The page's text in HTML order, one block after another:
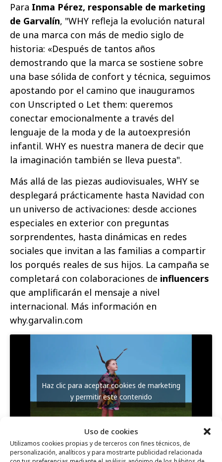
Uso de cookies
Utilizamos cookies propias y de terceros con fines técnicos, de
personalización, analíticos y para mostrarte publicidad relacionada
Para Inma Pérez, responsable de marketing
de Garvalín, "WHY refleja la evolución natural
de una marca con más de medio siglo de
historia: «Después de tantos años
demostrando que la marca se sostiene sobre
una base sólida de confort y técnica, seguimos
apostando por el camino que inauguramos
con Unscripted o Let them: queremos
conectar emocionalmente a través del
lenguaje de la moda y de la autoexpresión
infantil. WHY es nuestra manera de decir que
la imaginación también se lleva puesta".
Más allá de las piezas audiovisuales, WHY se
desplegará prácticamente hasta Navidad con
un universo de activaciones: desde acciones
especiales en exterior con preguntas
sorprendentes, hasta dinámicas en redes
sociales que invitan a las familias a compartir
los porqués reales de sus hijos. La campaña se
completará con colaboraciones de influencers
que amplificarán el mensaje a nivel
internacional. Más información en
why.garvalin.com
Haz clic para aceptar cookies de marketing
y permitir este contenido